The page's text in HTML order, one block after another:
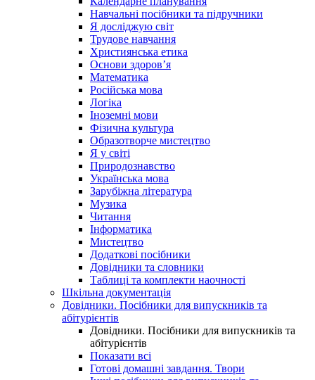
Навчальні посібники та підручники
Я досліджую світ
Трудове навчання
Християнська етика
Основи здоров’я
Математика
Російська мова
Логіка
Іноземні мови
Фізична культура
Образотворче мистецтво
Я у світі
Природознавство
Українська мова
Зарубіжна література
Музика
Читання
Інформатика
Мистецтво
Додаткові посібники
Довідники та словники
Таблиці та комплекти наочності
Шкільна документація
Довідники. Посібники для випускників та
абітурієнтів
Довідники. Посібники для випускників та
абітурієнтів
Показати всі
Готові домашні завдання. Твори